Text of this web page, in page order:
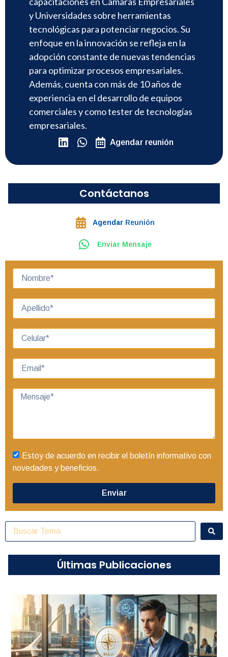
y Universidades sobre herramientas
tecnológicas para potenciar negocios. Su
enfoque en la innovación se refleja en la
adopción constante de nuevas tendencias
para optimizar procesos empresariales.
Además, cuenta con más de 10 años de
experiencia en el desarrollo de equipos
comerciales y como tester de tecnologías
empresariales.
Agendar reunión
Contáctanos
Agendar Reunión
Enviar Mensaje
Estoy de acuerdo en recibir el boletín informativo con
novedades y beneficios.
Enviar
Últimas Publicaciones